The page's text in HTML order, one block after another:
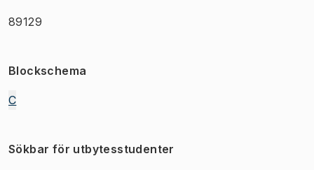
89129
Blockschema
C
Sökbar för utbytesstudenter